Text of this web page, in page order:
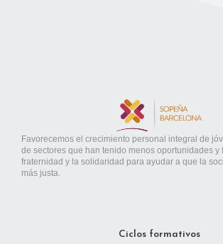
Favorecemos el crecimiento personal integral de
de sectores que han tenido menos oportunidades y
fraternidad y la solidaridad para ayudar a que la
más justa.
Ciclos formativos